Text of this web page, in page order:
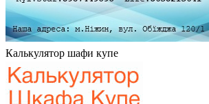
Калькулятор шафи купе